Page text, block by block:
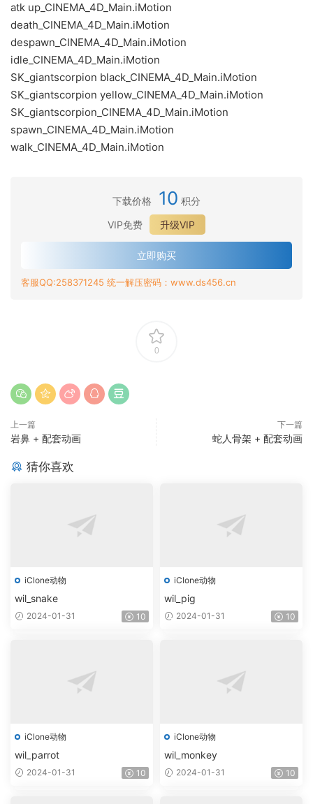
atk up_CINEMA_4D_Main.iMotion
death_CINEMA_4D_Main.iMotion
despawn_CINEMA_4D_Main.iMotion
idle_CINEMA_4D_Main.iMotion
SK_giantscorpion black_CINEMA_4D_Main.iMotion
SK_giantscorpion yellow_CINEMA_4D_Main.iMotion
SK_giantscorpion_CINEMA_4D_Main.iMotion
spawn_CINEMA_4D_Main.iMotion
walk_CINEMA_4D_Main.iMotion
下载价格 10 积分
VIP免费
升级VIP
立即购买
客服QQ:258371245 统一解压密码：www.ds456.cn
0
上一篇
岩鼻 + 配套动画
下一篇
蛇人骨架 + 配套动画
猜你喜欢
iClone动物
wil_snake
2024-01-31 10
iClone动物
wil_pig
2024-01-31 10
iClone动物
wil_parrot
2024-01-31 10
iClone动物
wil_monkey
2024-01-31 10